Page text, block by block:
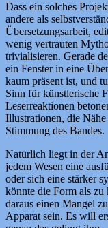
Dass ein solches
andere als
Übersetzungsarbeit,
wenig vertrauten
trivialisieren. Gerade
ein Fenster in eine
kaum präsent ist, und
Sinn für künstlerische
Leserreaktionen
Illustrationen, die
Stimmung des Bandes.
Natürlich liegt in der
jedem Wesen eine
oder sich eine stärker
könnte die Form als
daraus einen Mangel
Apparat sein. Es will